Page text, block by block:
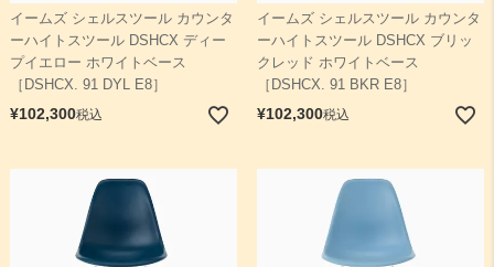
イームズ シェルスツール カウンタ
ーハイトスツール DSHCX ディー
プイエロー ホワイトベース
［DSHCX. 91 DYL E8］
¥102,300税込
イームズ シェルスツール カウンタ
ーハイトスツール DSHCX ブリッ
クレッド ホワイトベース
［DSHCX. 91 BKR E8］
¥102,300税込